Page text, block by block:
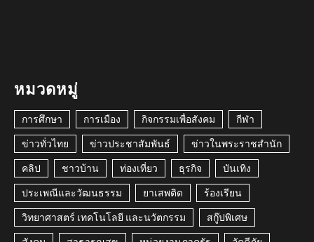
หมวดหมู่
การศึกษา การเมือง กิจกรรมเพื่อสังคม กีฬา
ข่าวทั่วไทย ข่าวประชาสัมพันธ์ ข่าวในพระราชสำนัก
คลิป ชาวบ้าน ท่องเที่ยว ธุรกิจ บันเทิง
ประเพณีและวัฒนธรรม ยาเสพติด ร้องเรียน
วิทยาศาสตร์ เทคโนโลยี และนวัตกรรม สกู๊ปพิเศษ